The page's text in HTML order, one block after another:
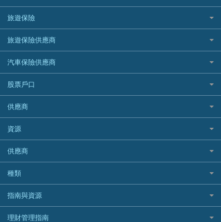
緊急貸款比較
最佳小額貸款比較
易批必批貸款
24小時貸款
最佳循環貸款
HSBC 滙豐銀行貸款
K Cash 貸款
Mox 銀行
National Resources 中潤物業按揭
OCBC 華僑銀行
PrimeCredit 安信信貸
Promise 邦民日本財務
Rabbit Credit月兔信貸
Standard Chartered 渣打銀行
UA 亞洲聯合財務
WeLab Bank
WeLend 貸款
供樓利息扣稅
最佳貸款app
韓國遊信用卡攻略
台灣遊信用卡攻略
機場貴賓室信用卡
銀聯信用卡
高獎賞信用卡推薦
酒店信用卡
Mox
信銀國際
大新銀行
恒生銀行
Standard Chartered渣打銀行
東亞銀行
SIM
Airwallex信用卡
SOGO感謝祭
HKTVmall優惠碼
交稅優惠
酒店優惠碼
機票優惠碼
旅遊保險
汽車保險
家居保險
家傭保險
寵物保險
定期人壽保險
危疾保險
年金資訊
樓宇火險
旅遊保險
日本旅遊保險及資訊
泰國旅遊保險及資訊
台灣旅遊保險及資訊
韓國旅遊保險及資訊
歐洲旅遊保險及資訊
越南旅遊保險及資訊
澳洲旅遊保險及資訊
長者嘆世界
家庭親子遊
自駕遊比較
相機有得保
旅遊保險供應商
AXA 安盛
AIG 美亞
Allianz 安聯
Allied World 世聯
Avo
中國銀行
Bolttech 保特
Blue Cross 藍十字
中國平安
HSBC滙豐銀行
汽車保險供應商
大新汽車保險
中銀汽車保險
Allianz安聯汽車保險
bolttech保障汽車保險
Zurich蘇黎世汽車保險
QBE昆士蘭汽車保險
平安汽車保險
股票戶口
富途證券
IB盈透證券
老虎證券
uSMART 盈立證券
華盛証券
長橋證券
WeBull微牛證券
漲樂全球通｜華泰國際
OSL
供應商
富途牛牛好唔好？
Webull微牛證券好唔好？
Longbridge長橋證券好唔好？
老虎證券好唔好？
華盛証券好唔好？
漲樂全球通好唔好？
IB盈透證券好唔好？
資源
股票戶口開戶
證券行邊間好？
港股5隻高息ETF精選
什麼是ETF？
香港30大高息股排行
供應商
銀行戶口比較
尊尚銀行戶口
Citi Plus
中信銀行inMotion
種類
定期存款
港元定存
指南與資源
理財資訊
理財管理指南